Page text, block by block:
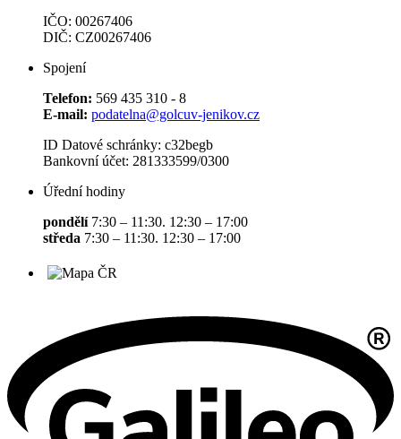
IČO: 00267406
DIČ: CZ00267406
Spojení
Telefon: 569 435 310 - 8
E-mail: podatelna@golcuv-jenikov.cz
ID Datové schránky: c32begb
Bankovní účet: 281333599/0300
Úřední hodiny
pondělí7:30 – 11:30. 12:30 – 17:00
středa 7:30 – 11:30. 12:30 – 17:00